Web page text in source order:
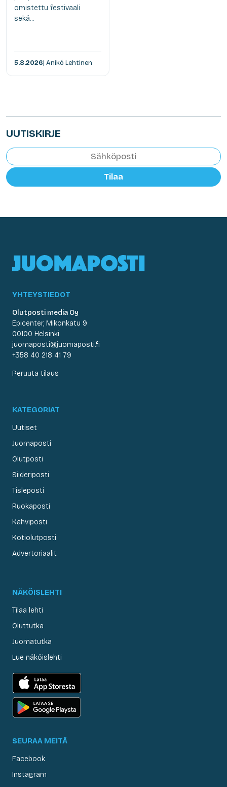
omistettu festivaali
sekä...
5.8.2026| Anikó Lehtinen
UUTISKIRJE
Tilaa
YHTEYSTIEDOT
Olutposti media Oy
Epicenter, Mikonkatu 9
00100 Helsinki
juomaposti@juomaposti.fi
+358 40 218 41 79
Peruuta tilaus
KATEGORIAT
Uutiset
Juomaposti
Olutposti
Siideriposti
Tisleposti
Ruokaposti
Kahviposti
Kotiolutposti
Advertoriaalit
NÄKÖISLEHTI
Tilaa lehti
Oluttutka
Juomatutka
Lue näköislehti
SEURAA MEITÄ
Facebook
Instagram